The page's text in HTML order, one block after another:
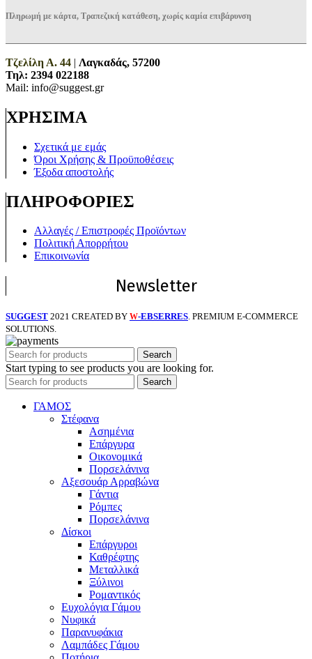
Πληρωμή με κάρτα, Τραπεζική κατάθεση, χωρίς καμία επιβάρυνση
Τζελίλη Α. 44 | Λαγκαδάς, 57200
Τηλ: 2394 022188
Mail: info@suggest.gr
ΧΡΗΣΙΜΑ
Σχετικά με εμάς
Όροι Χρήσης & Προϋποθέσεις
Έξοδα αποστολής
ΠΛΗΡΟΦΟΡΙΕΣ
Αλλαγές / Επιστροφές Προϊόντων
Πολιτική Απορρήτου
Επικοινωνία
Newsletter
SUGGEST 2021 CREATED BY W-EBSERRES. PREMIUM E-COMMERCE
SOLUTIONS.
Search
Start typing to see products you are looking for.
Search
ΓΑΜΟΣ
Στέφανα
Ασημένια
Επάργυρα
Οικονομικά
Πορσελάνινα
Αξεσουάρ Αρραβώνα
Γάντια
Ρόμπες
Πορσελάνινα
Δίσκοι
Επάργυροι
Καθρέφτης
Μεταλλικά
Ξύλινοι
Ρομαντικός
Ευχολόγια Γάμου
Νυφικά
Παρανυφάκια
Λαμπάδες Γάμου